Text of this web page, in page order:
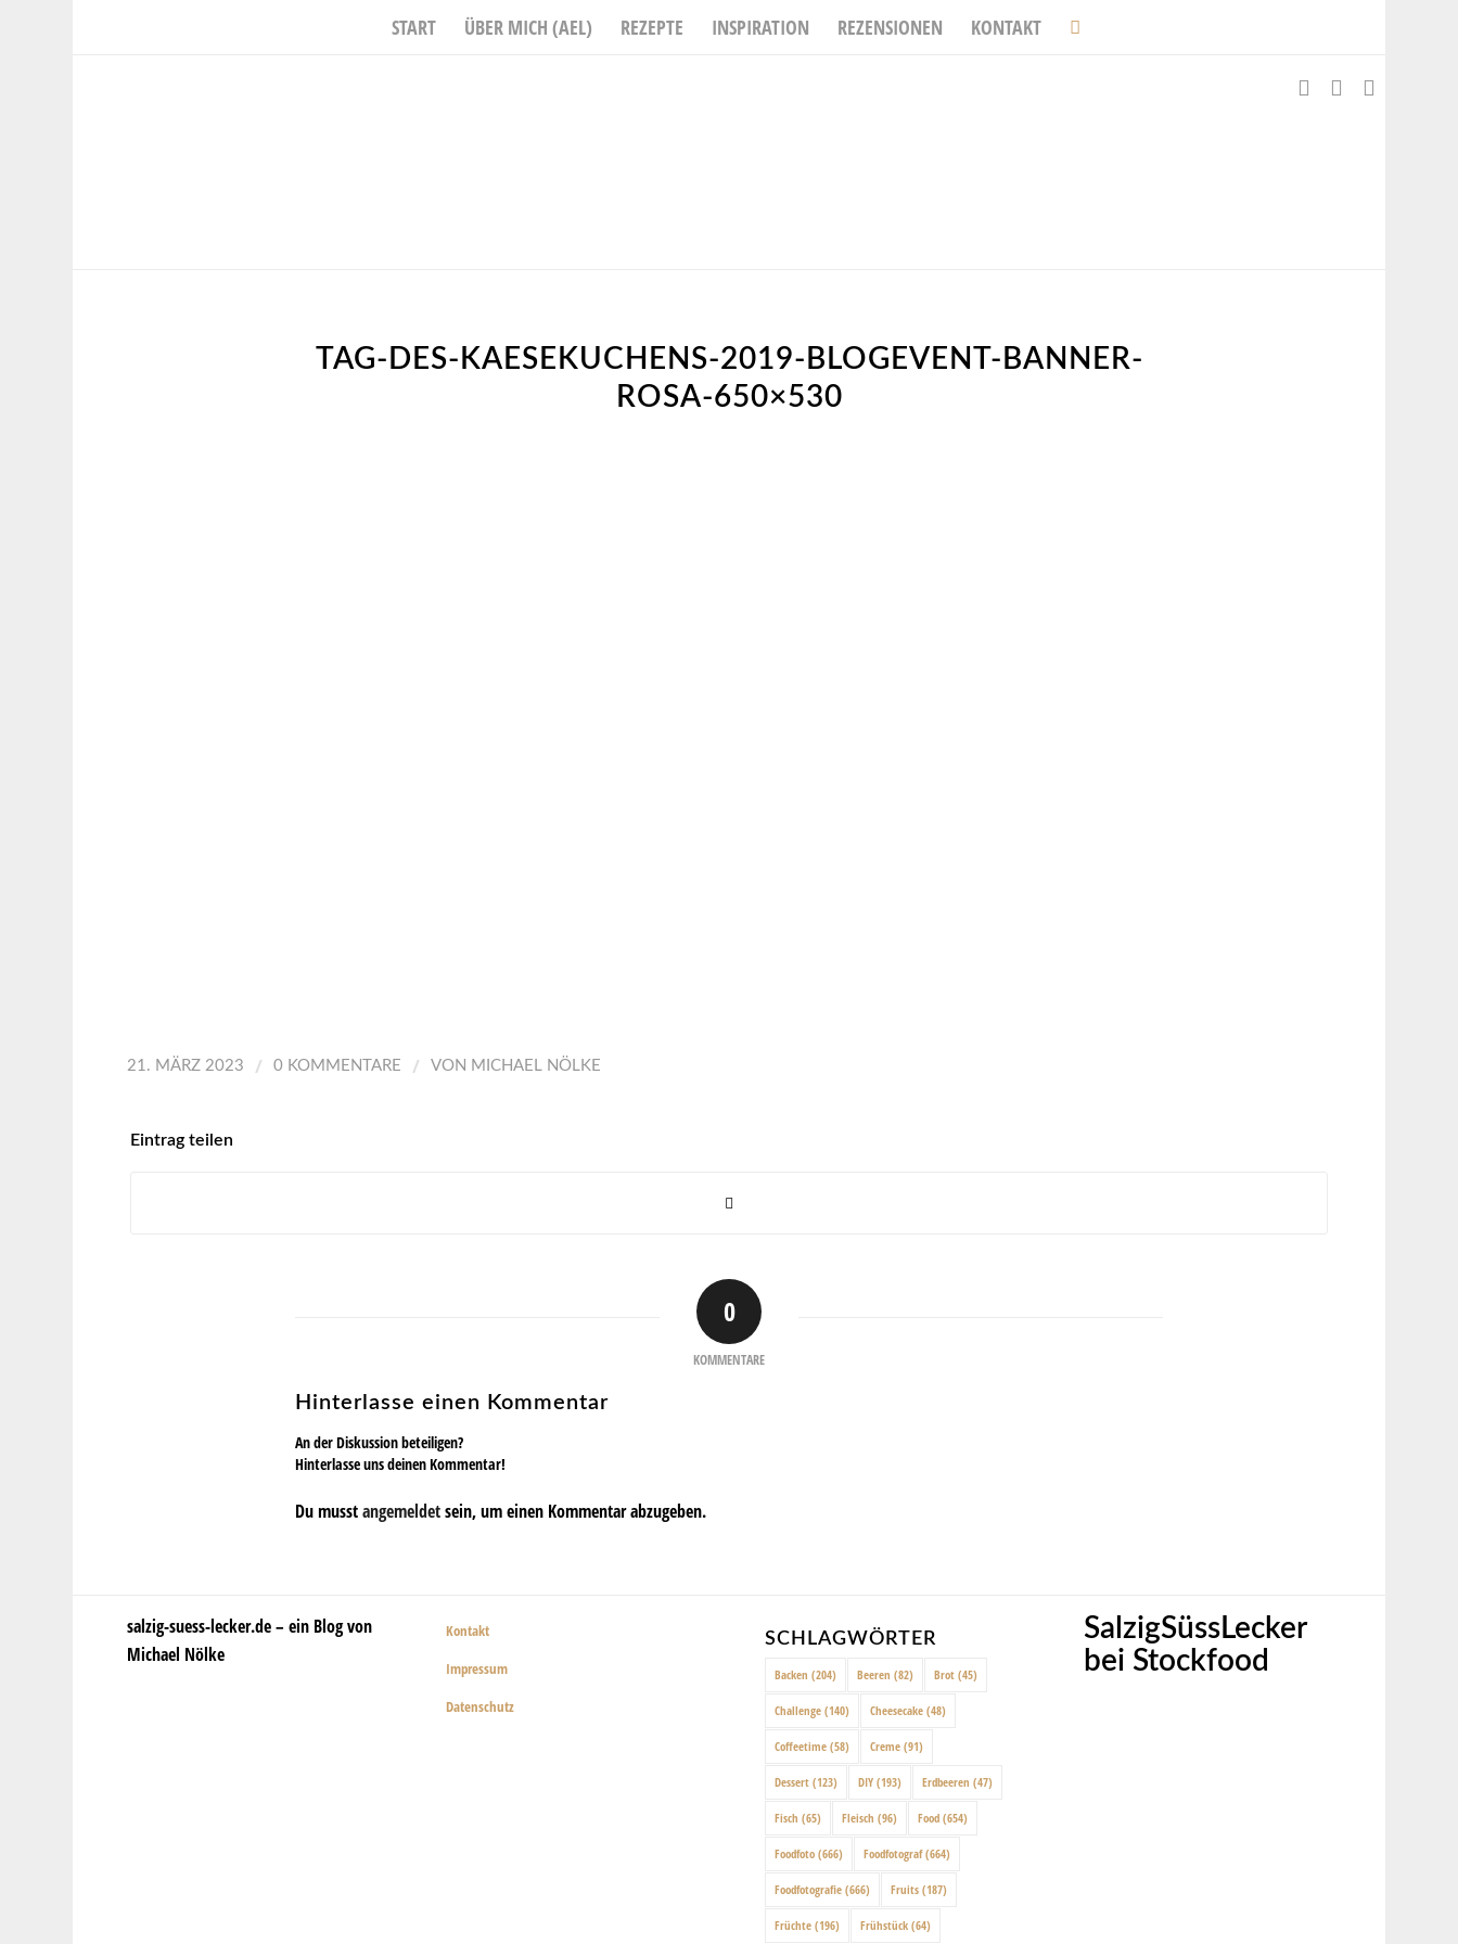
START ÜBER MICH (AEL) REZEPTE INSPIRATION REZENSIONEN KONTAKT
TAG-DES-KAESEKUCHENS-2019-BLOGEVENT-BANNER-
ROSA-650×530
21. MÄRZ 2023 / 0 KOMMENTARE / VON MICHAEL NÖLKE
Eintrag teilen
0
KOMMENTARE
Hinterlasse einen Kommentar
An der Diskussion beteiligen?
Hinterlasse uns deinen Kommentar!
Du musstangemeldetsein, um einen Kommentar abzugeben.
salzig-suess-lecker.de – ein Blog von
Michael Nölke
Kontakt
Impressum
Datenschutz
SCHLAGWÖRTER
Backen (204) Beeren (82) Brot (45)
Challenge (140) Cheesecake (48)
Coffeetime (58) Creme (91)
Dessert (123) DIY (193) Erdbeeren (47)
Fisch (65) Fleisch (96) Food (654)
Foodfoto (666) Foodfotograf(664)
Foodfotografie (666) Fruits (187)
Früchte (196) Frühstück (64)
SalzigSüssLecker
bei Stockfood